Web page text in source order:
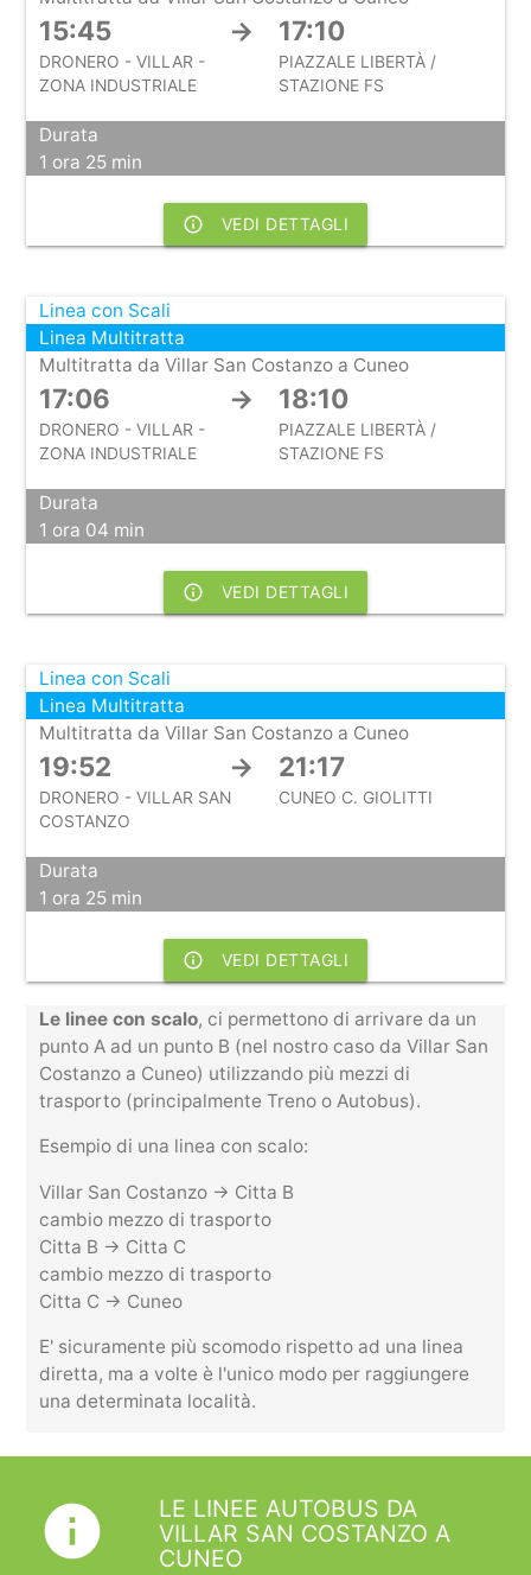
15:45 → 17:10
DRONERO - VILLAR -
ZONA INDUSTRIALE
PIAZZALE LIBERTÀ /
STAZIONE FS
Durata
1 ora 25 min
info_outline VEDI DETTAGLI
Linea con Scali
Linea Multitratta
Multitratta da Villar San Costanzo a Cuneo
17:06 → 18:10
DRONERO - VILLAR -
ZONA INDUSTRIALE
PIAZZALE LIBERTÀ /
STAZIONE FS
Durata
1 ora 04 min
info_outline VEDI DETTAGLI
Linea con Scali
Linea Multitratta
Multitratta da Villar San Costanzo a Cuneo
19:52 → 21:17
DRONERO - VILLAR SAN
COSTANZO
CUNEO C. GIOLITTI
Durata
1 ora 25 min
info_outline VEDI DETTAGLI
Le linee con scalo, ci permettono di arrivare da un
punto A ad un punto B (nel nostro caso da Villar San
Costanzo a Cuneo) utilizzando più mezzi di
trasporto (principalmente Treno o Autobus).
Esempio di una linea con scalo:
Villar San Costanzo -> Citta B
cambio mezzo di trasporto
Citta B -> Citta C
cambio mezzo di trasporto
Citta C -> Cuneo
E' sicuramente più scomodo rispetto ad una linea
diretta, ma a volte è l'unico modo per raggiungere
una determinata località.
info
LE LINEE AUTOBUS DA
VILLAR SAN COSTANZO A
CUNEO